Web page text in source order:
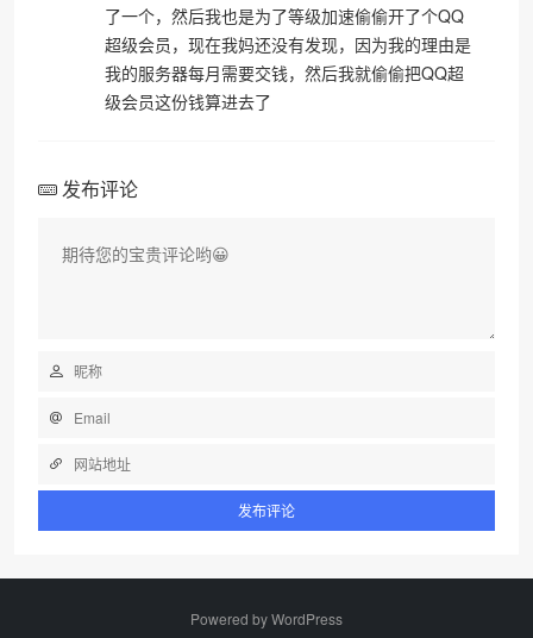
❄
了一个，然后我也是为了等级加速偷偷开了个QQ
超级会员，现在我妈还没有发现，因为我的理由是
我的服务器每月需要交钱，然后我就偷偷把QQ超
级会员这份钱算进去了
发布评论
Powered byWordPress